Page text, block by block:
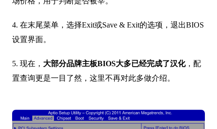
4. 在末尾菜单，选择Exit或Save & Exit的选项，退出BIOS
设置界面。
5. 现在， 大部分品牌主板BIOS大多已经完成了汉化，配
置查询更是一目了然，这里不再对此多做介绍。